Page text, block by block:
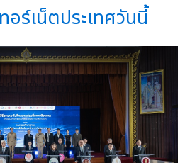
อร์เน็ตประเทศวันนี้